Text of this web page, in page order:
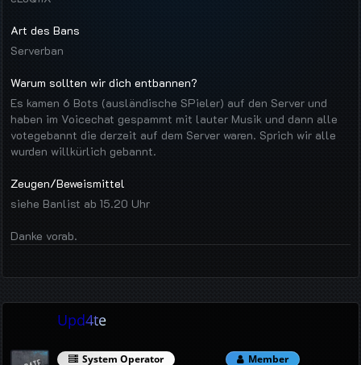
Art des Bans
Serverban
Warum sollten wir dich entbannen?
Es kamen 6 Bots (ausländische SPieler) auf den Server und
haben im Voicechat gespammt mit lauter Musik und dann alle
votegebannt die derzeit auf dem Server waren. Sprich wir alle
wurden willkürlich gebannt.
Zeugen/Beweismittel
siehe Banlist ab 15.20 Uhr
Danke vorab.
Upd4te
System Operator
Member